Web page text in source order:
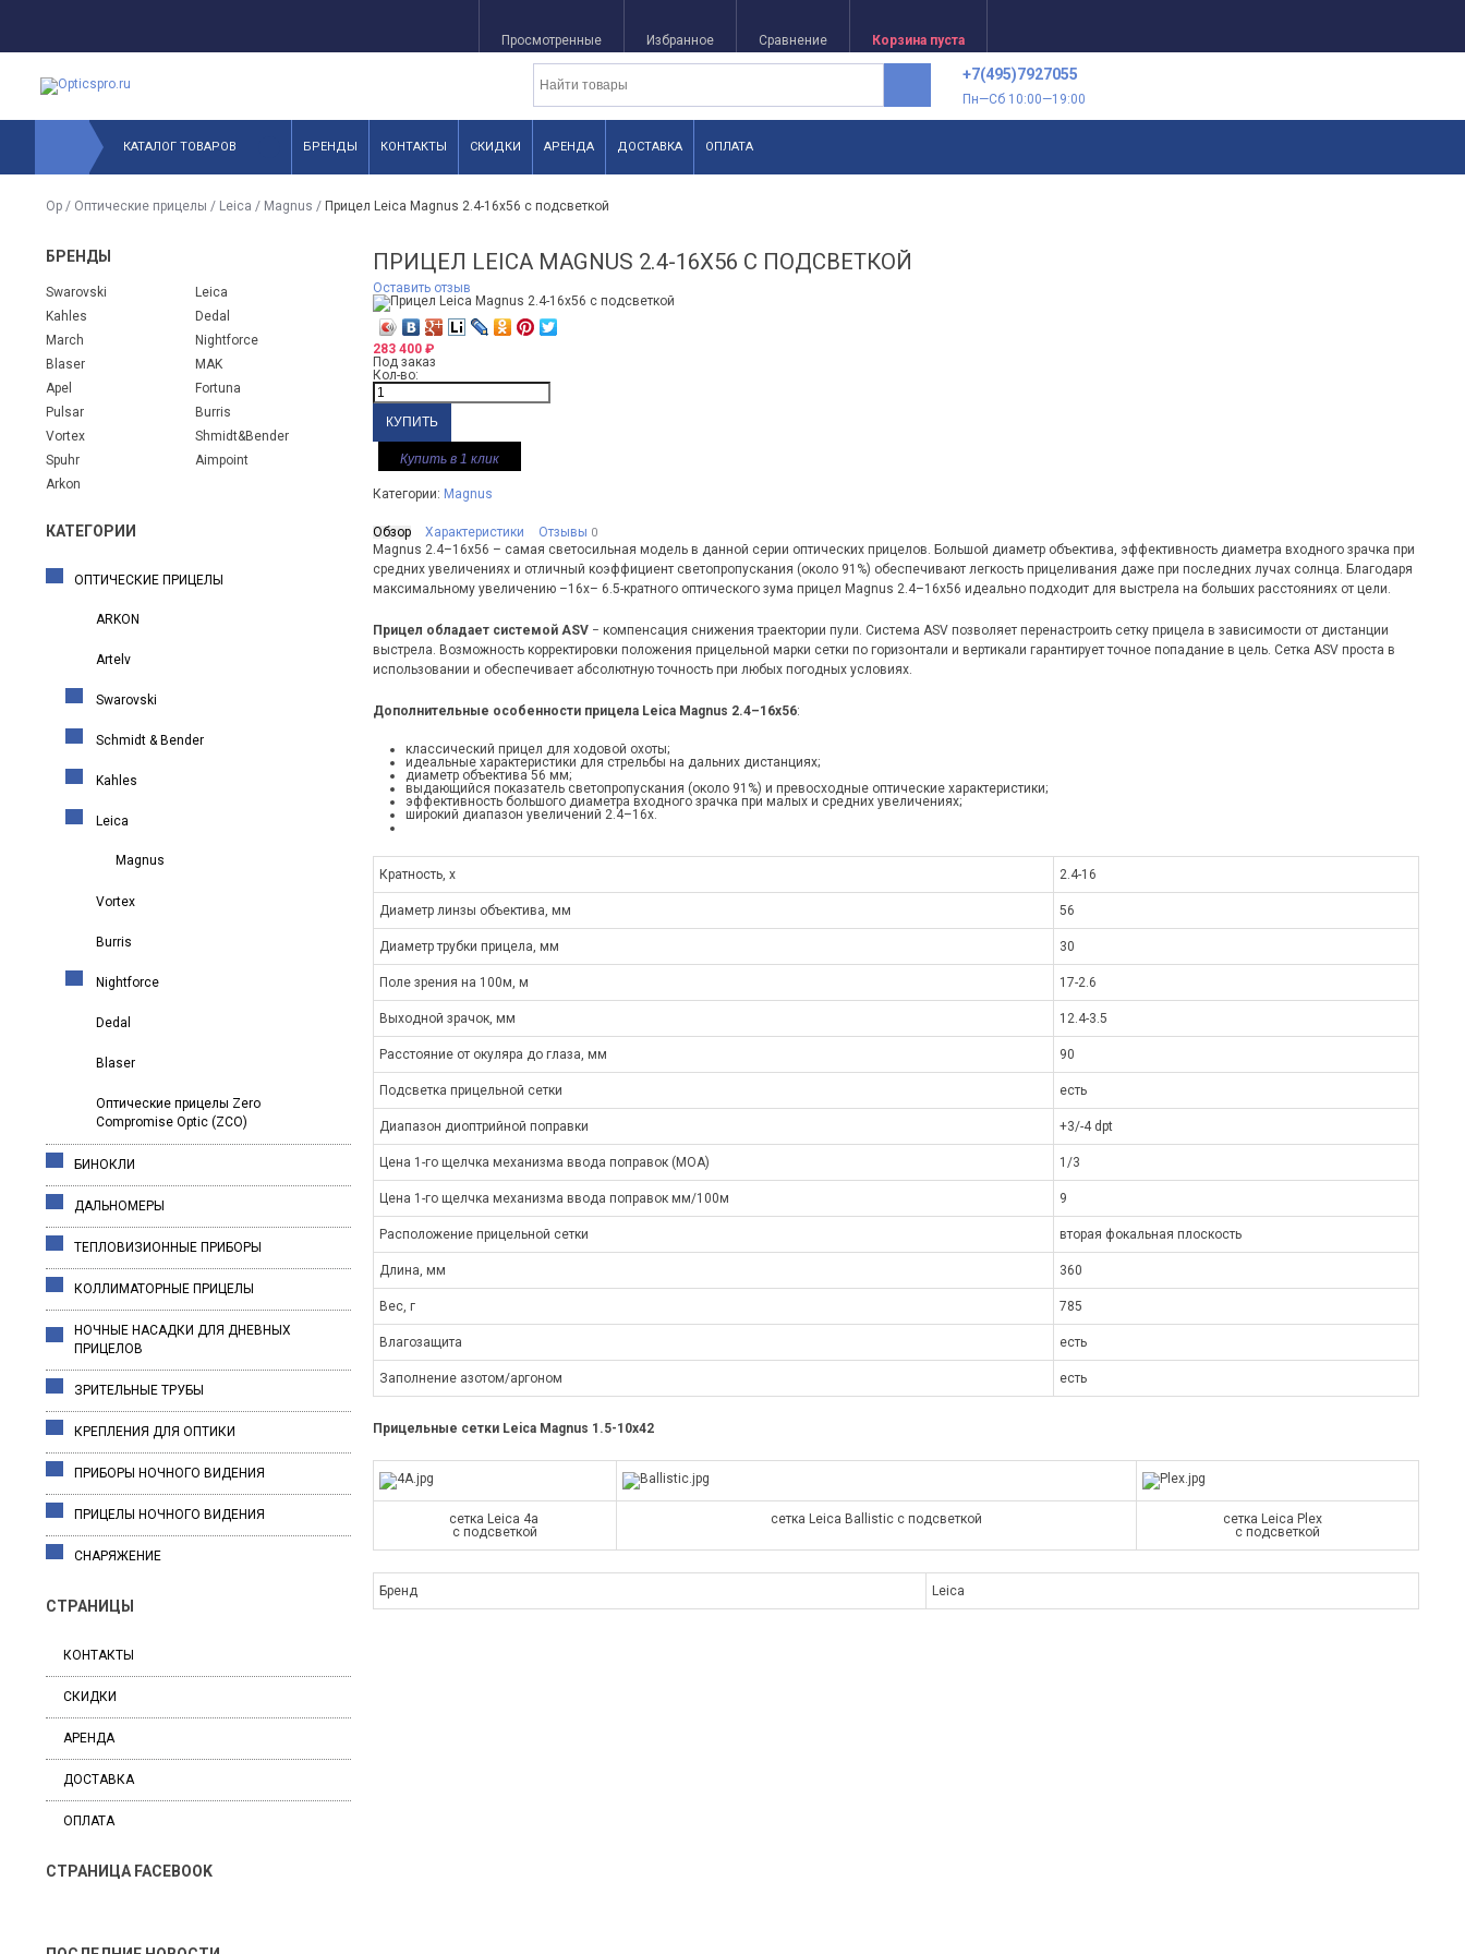
Просмотренные Избранное Сравнение Корзина пуста
+7(495)7927055
Пн—Сб 10:00—19:00
КАТАЛОГ ТОВАРОВ БРЕНДЫ КОНТАКТЫ СКИДКИ АРЕНДА ДОСТАВКА ОПЛАТА
Op / Оптические прицелы / Leica / Magnus / Прицел Leica Magnus 2.4-16x56 с подсветкой
БРЕНДЫ
Swarovski
Leica
Kahles
Dedal
March
Nightforce
Blaser
MAK
Apel
Fortuna
Pulsar
Burris
Vortex
Shmidt&Bender
Spuhr
Aimpoint
Arkon
КАТЕГОРИИ
ОПТИЧЕСКИЕ ПРИЦЕЛЫ
ARKON
Artelv
Swarovski
Schmidt & Bender
Kahles
Leica
Magnus
Vortex
Burris
Nightforce
Dedal
Blaser
Оптические прицелы Zero
Compromise Optic (ZCO)
БИНОКЛИ
ДАЛЬНОМЕРЫ
ТЕПЛОВИЗИОННЫЕ ПРИБОРЫ
КОЛЛИМАТОРНЫЕ ПРИЦЕЛЫ
НОЧНЫЕ НАСАДКИ ДЛЯ ДНЕВНЫХ
ПРИЦЕЛОВ
ЗРИТЕЛЬНЫЕ ТРУБЫ
КРЕПЛЕНИЯ ДЛЯ ОПТИКИ
ПРИБОРЫ НОЧНОГО ВИДЕНИЯ
ПРИЦЕЛЫ НОЧНОГО ВИДЕНИЯ
СНАРЯЖЕНИЕ
СТРАНИЦЫ
КОНТАКТЫ
СКИДКИ
АРЕНДА
ДОСТАВКА
ОПЛАТА
СТРАНИЦА FACEBOOK
ПРИЦЕЛ LEICA MAGNUS 2.4-16X56 С ПОДСВЕТКОЙ
Оставить отзыв
283 400 ₽
Под заказ
Кол-во:
Купить в 1 клик
Категории: Magnus
Обзор Характеристики Отзывы 0
Magnus 2.4–16x56 – самая светосильная модель в данной серии оптических прицелов. Большой диаметр объектива, эффективность диаметра входного зрачка при
средних увеличениях и отличный коэффициент светопропускания (около 91%) обеспечивают легкость прицеливания даже при последних лучах солнца. Благодаря
максимальному увеличению –16х– 6.5-кратного оптического зума прицел Magnus 2.4–16x56 идеально подходит для выстрела на больших расстояниях от цели.
Прицел обладает системой ASV − компенсация снижения траектории пули. Система ASV позволяет перенастроить сетку прицела в зависимости от дистанции
выстрела. Возможность корректировки положения прицельной марки сетки по горизонтали и вертикали гарантирует точное попадание в цель. Сетка ASV проста в
использовании и обеспечивает абсолютную точность при любых погодных условиях.
Дополнительные особенности прицела Leica Magnus 2.4–16x56:
классический прицел для ходовой охоты;
идеальные характеристики для стрельбы на дальних дистанциях;
диаметр объектива 56 мм;
выдающийся показатель светопропускания (около 91%) и превосходные оптические характеристики;
эффективность большого диаметра входного зрачка при малых и средних увеличениях;
широкий диапазон увеличений 2.4–16х.
Кратность, x 2.4-16
Диаметр линзы объектива, мм 56
Диаметр трубки прицела, мм 30
Поле зрения на 100м, м 17-2.6
Выходной зрачок, мм 12.4-3.5
Расстояние от окуляра до глаза, мм 90
Подсветка прицельной сетки есть
Диапазон диоптрийной поправки +3/-4 dpt
Цена 1-го щелчка механизма ввода поправок (МОА) 1/3
Цена 1-го щелчка механизма ввода поправок мм/100м 9
Расположение прицельной сетки вторая фокальная плоскость
Длина, мм 360
Вес, г 785
Влагозащита есть
Заполнение азотом/аргоном есть
Прицельные сетки Leica Magnus 1.5-10x42
сетка Leica 4a
с подсветкой
сетка Leica Ballistic с подсветкой
сетка Leica Plex
с подсветкой
Бренд Leica